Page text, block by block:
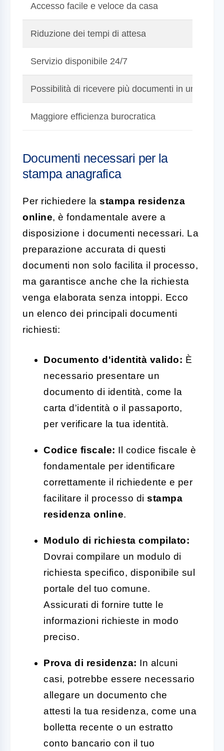
Accesso facile e veloce da casa
Riduzione dei tempi di attesa
Servizio disponibile 24/7
Possibilità di ricevere più documenti in un'unica
Maggiore efficienza burocratica
Documenti necessari per la
stampa anagrafica
Per richiedere la stampa residenza
online, è fondamentale avere a
disposizione i documenti necessari. La
preparazione accurata di questi
documenti non solo facilita il processo,
ma garantisce anche che la richiesta
venga elaborata senza intoppi. Ecco
un elenco dei principali documenti
richiesti:
Documento d'identità valido: È
necessario presentare un
documento di identità, come la
carta d'identità o il passaporto,
per verificare la tua identità.
Codice fiscale: Il codice fiscale è
fondamentale per identificare
correttamente il richiedente e per
facilitare il processo di stampa
residenza online.
Modulo di richiesta compilato:
Dovrai compilare un modulo di
richiesta specifico, disponibile sul
portale del tuo comune.
Assicurati di fornire tutte le
informazioni richieste in modo
preciso.
Prova di residenza: In alcuni
casi, potrebbe essere necessario
allegare un documento che
attesti la tua residenza, come una
bolletta recente o un estratto
conto bancario con il tuo